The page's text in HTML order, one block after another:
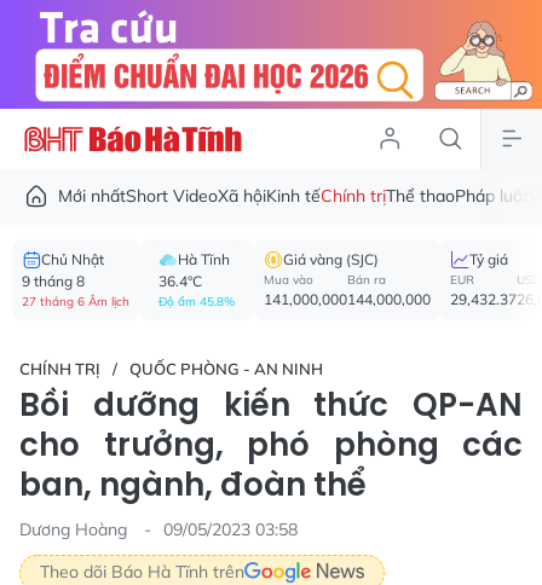
Mới nhấtShort VideoXã hộiKinh tếChính trịThể thaoPháp luật
Chủ Nhật
9 tháng 8
27 tháng 6 Âm lịch
Hà Tĩnh
36.4°C
Độ ẩm 45.8%
Giá vàng (SJC)
Mua vào
141,000,000
Bán ra
144,000,000
Tỷ giá
EUR
29,432.37
USD
CHÍNH TRỊ QUỐC PHÒNG - AN NINH
Bồi dưỡng kiến thức QP-AN
cho trưởng, phó phòng các
ban, ngành, đoàn thể
Dương Hoàng
09/05/2023 03:58
Theo dõi Báo Hà Tĩnh trên